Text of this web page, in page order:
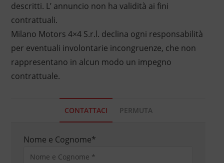
descritti. L’ annuncio non ha validità ai fini
contrattuali.
Milano Motors 4×4 S.r.l. declina ogni responsabilità
per eventuali involontarie incongruenze, che non
rappresentano in alcun modo un impegno
contrattuale.
CONTATTACI PERMUTA
Nome e Cognome*